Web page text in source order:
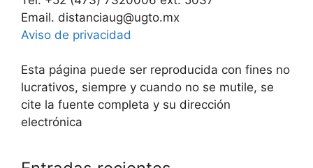
Email. distanciaug@ugto.mx
Aviso de privacidad
Esta página puede ser reproducida con fines no
lucrativos, siempre y cuando no se mutile, se
cite la fuente completa y su dirección
electrónica